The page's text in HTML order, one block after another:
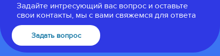
Задайте интресующий вас вопрос и оставьте
свои контакты, мы с вами свяжемся для ответа
Задать вопрос